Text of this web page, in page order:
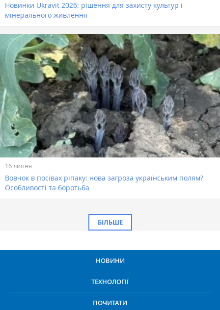
Новинки Ukravit 2026: рішення для захисту культур і
мінерального живлення
16 липня
Вовчок в посівах ріпаку: нова загроза українським полям?
Особливості та боротьба
БІЛЬШЕ
НОВИНИ
ТЕХНОЛОГІЇ
ПОЧИТАТИ